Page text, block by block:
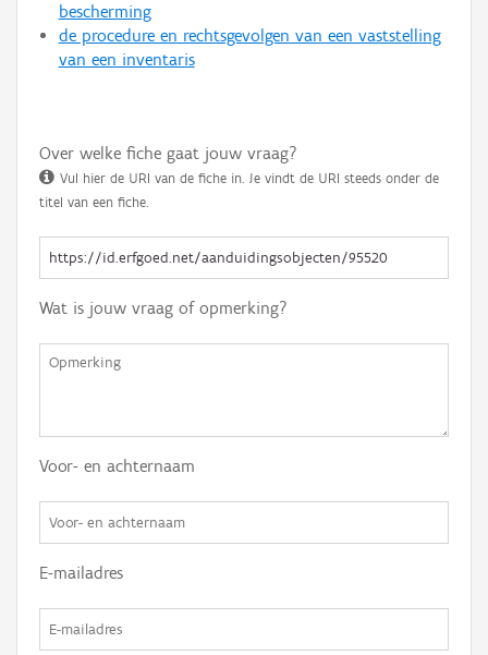
bescherming
de procedure en rechtsgevolgen van een vaststelling
van een inventaris
Over welke fiche gaat jouw vraag?
Vul hier de URI van de fiche in. Je vindt de URI steeds onder de
titel van een fiche.
Wat is jouw vraag of opmerking?
Voor- en achternaam
E-mailadres